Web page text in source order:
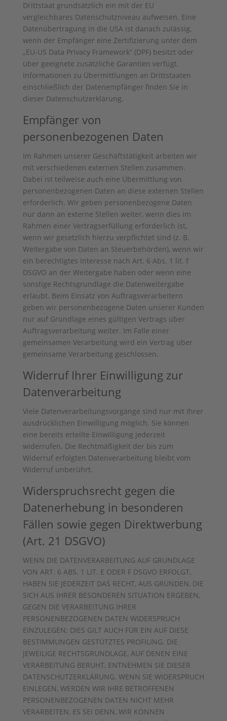
Drittstaat grundsätzlich ein mit der EU
vergleichbares Datenschutzniveau aufweisen. Eine
Datenübertragung in die USA ist danach zulässig,
wenn der Empfänger eine Zertifizierung unter dem
„EU-US Data Privacy Framework“ (DPF) besitzt oder
über geeignete zusätzliche Garantien verfügt.
Informationen zu Übermittlungen an Drittstaaten
einschließlich der Datenempfänger finden Sie in
dieser Datenschutzerklärung.
Empfänger von
personenbezogenen Daten
Im Rahmen unserer Geschäftstätigkeit arbeiten wir
mit verschiedenen externen Stellen zusammen.
Dabei ist teilweise auch eine Übermittlung von
personenbezogenen Daten an diese externen Stellen
erforderlich. Wir geben personenbezogene Daten
nur dann an externe Stellen weiter, wenn dies im
Rahmen einer Vertragserfüllung erforderlich ist,
wenn wir gesetzlich hierzu verpflichtet sind (z. B.
Weitergabe von Daten an Steuerbehörden), wenn wir
ein berechtigtes Interesse nach Art. 6 Abs. 1 lit. f
DSGVO an der Weitergabe haben oder wenn eine
sonstige Rechtsgrundlage die Datenweitergabe
erlaubt. Beim Einsatz von Auftragsverarbeitern
geben wir personenbezogene Daten unserer Kunden
nur auf Grundlage eines gültigen Vertrags über
Auftragsverarbeitung weiter. Im Falle einer
gemeinsamen Verarbeitung wird ein Vertrag über
gemeinsame Verarbeitung geschlossen.
Widerruf Ihrer Einwilligung zur
Datenverarbeitung
Viele Datenverarbeitungsvorgänge sind nur mit Ihrer
ausdrücklichen Einwilligung möglich. Sie können
eine bereits erteilte Einwilligung jederzeit
widerrufen. Die Rechtmäßigkeit der bis zum
Widerruf erfolgten Datenverarbeitung bleibt vom
Widerruf unberührt.
Widerspruchsrecht gegen die
Datenerhebung in besonderen
Fällen sowie gegen Direktwerbung
(Art. 21 DSGVO)
WENN DIE DATENVERARBEITUNG AUF GRUNDLAGE
VON ART. 6 ABS. 1 LIT. E ODER F DSGVO ERFOLGT,
HABEN SIE JEDERZEIT DAS RECHT, AUS GRÜNDEN, DIE
SICH AUS IHRER BESONDEREN SITUATION ERGEBEN,
GEGEN DIE VERARBEITUNG IHRER
PERSONENBEZOGENEN DATEN WIDERSPRUCH
EINZULEGEN; DIES GILT AUCH FÜR EIN AUF DIESE
BESTIMMUNGEN GESTÜTZTES PROFILING. DIE
JEWEILIGE RECHTSGRUNDLAGE, AUF DENEN EINE
VERARBEITUNG BERUHT, ENTNEHMEN SIE DIESER
DATENSCHUTZERKLÄRUNG. WENN SIE WIDERSPRUCH
EINLEGEN, WERDEN WIR IHRE BETROFFENEN
PERSONENBEZOGENEN DATEN NICHT MEHR
VERARBEITEN, ES SEI DENN, WIR KÖNNEN